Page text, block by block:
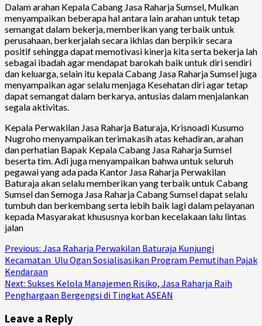
Dalam arahan Kepala Cabang Jasa Raharja Sumsel, Mulkan
menyampaikan beberapa hal antara lain arahan untuk tetap
semangat dalam bekerja, memberikan yang terbaik untuk
perusahaan, berkerjalah secara ikhlas dan berpikir secara
positif sehingga dapat memotivasi kinerja kita serta bekerja lah
sebagai ibadah agar mendapat barokah baik untuk diri sendiri
dan keluarga, selain itu kepala Cabang Jasa Raharja Sumsel juga
menyampaikan agar selalu menjaga Kesehatan diri agar tetap
dapat semangat dalam berkarya, antusias dalam menjalankan
segala aktivitas.
Kepala Perwakilan Jasa Raharja Baturaja, Krisnoadi Kusumo
Nugroho menyampaikan terimakasih atas kehadiran, arahan
dan perhatian Bapak Kepala Cabang Jasa Raharja Sumsel
beserta tim. Adi juga menyampaikan bahwa untuk seluruh
pegawai yang ada pada Kantor Jasa Raharja Perwakilan
Baturaja akan selalu memberikan yang terbaik untuk Cabang
Sumsel dan Semoga Jasa Raharja Cabang Sumsel dapat selalu
tumbuh dan berkembang serta lebih baik lagi dalam pelayanan
kepada Masyarakat khususnya korban kecelakaan lalu lintas
jalan
Continue
Reading
Previous: Jasa Raharja Perwakilan Baturaja Kunjungi
Kecamatan Ulu Ogan Sosialisasikan Program Pemutihan Pajak
Kendaraan
Next: Sukses Kelola Manajemen Risiko, Jasa Raharja Raih
Penghargaan Bergengsi di Tingkat ASEAN
Leave a Reply